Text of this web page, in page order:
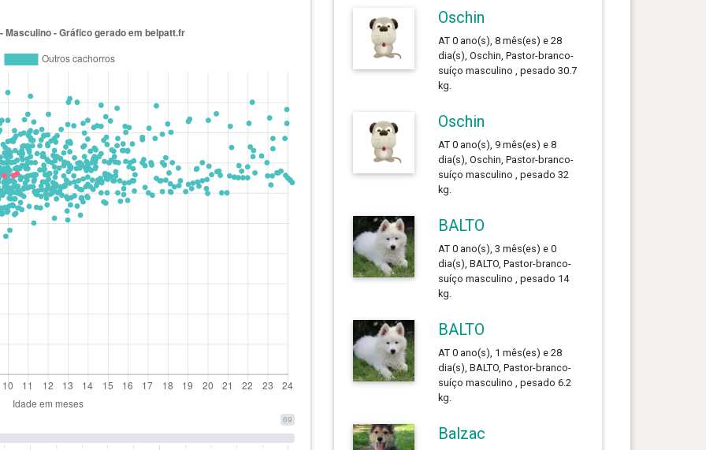
69
Oschin
AT 0 ano(s), 8 mês(es) e 28
dia(s), Oschin, Pastor-branco-
suíço masculino , pesado 30.7
kg.
Oschin
AT 0 ano(s), 9 mês(es) e 8
dia(s), Oschin, Pastor-branco-
suíço masculino , pesado 32
kg.
BALTO
AT 0 ano(s), 3 mês(es) e 0
dia(s), BALTO, Pastor-branco-
suíço masculino , pesado 14
kg.
BALTO
AT 0 ano(s), 1 mês(es) e 28
dia(s), BALTO, Pastor-branco-
suíço masculino , pesado 6.2
kg.
Balzac